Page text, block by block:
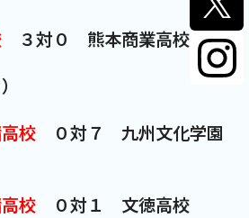
３対０ 熊本商業高校
校 ０対７ 九州文化学園
校 ０対１ 文徳高校